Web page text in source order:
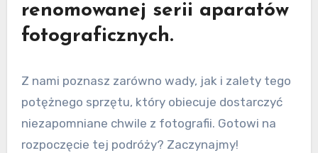
renomowanej serii aparatów
fotograficznych.
Z nami poznasz zarówno wady, jak i zalety tego
potężnego sprzętu, który obiecuje dostarczyć
niezapomniane chwile z fotografii. Gotowi na
rozpoczęcie tej podróży? Zaczynajmy!